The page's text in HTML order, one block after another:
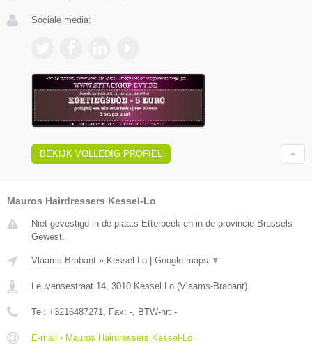
Sociale media:
BEKIJK VOLLEDIG PROFIEL
Mauros Hairdressers Kessel-Lo
Niet gevestigd in de plaats Etterbeek en in de provincie Brussels-
Gewest.
Vlaams-Brabant » Kessel Lo Google maps ▼
Leuvensestraat 14 3010 Kessel Lo (Vlaams-Brabant)
Tel: +3216487271 , Fax: - , BTW-nr: -
E-mail › Mauros Hairdressers Kessel-Lo